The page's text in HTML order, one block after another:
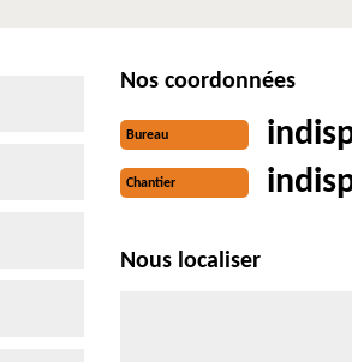
Nos coordonnées
Bureau
Chantier
Nous localiser